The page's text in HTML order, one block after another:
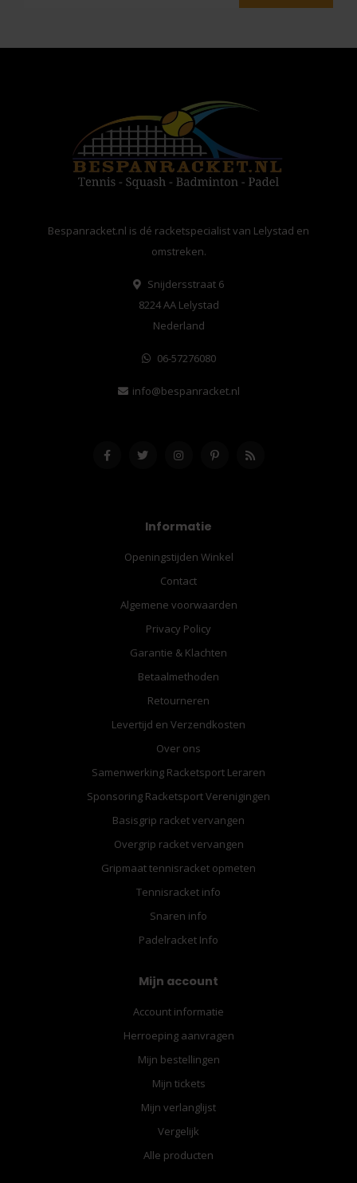
Bespanracket.nl is dé racketspecialist van Lelystad en
omstreken.
Snijdersstraat 6
8224 AA Lelystad
Nederland
06-57276080
info@bespanracket.nl
Informatie
Openingstijden Winkel
Contact
Algemene voorwaarden
Privacy Policy
Garantie & Klachten
Betaalmethoden
Retourneren
Levertijd en Verzendkosten
Over ons
Samenwerking Racketsport Leraren
Sponsoring Racketsport Verenigingen
Basisgrip racket vervangen
Overgrip racket vervangen
Gripmaat tennisracket opmeten
Tennisracket info
Snaren info
Padelracket Info
Mijn account
Account informatie
Herroeping aanvragen
Mijn bestellingen
Mijn tickets
Mijn verlanglijst
Vergelijk
Alle producten